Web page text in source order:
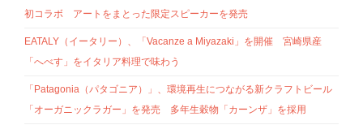
初コラボ アートをまとった限定スピーカーを発売
EATALY（イータリー）、「Vacanze a Miyazaki」を開催 宮崎県産
「へべす」をイタリア料理で味わう
「Patagonia（パタゴニア）」、環境再生につながる新クラフトビール
「オーガニックラガー」を発売 多年生穀物「カーンザ」を採用